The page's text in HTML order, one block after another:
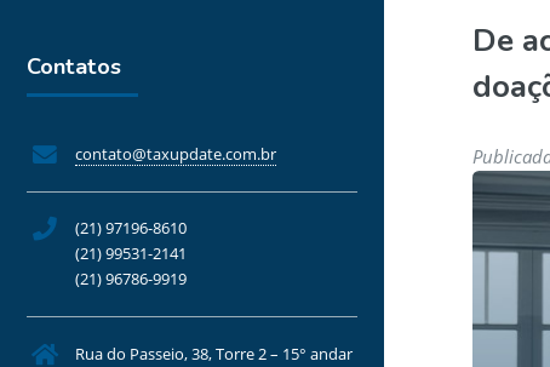
De
Contatos
contato@taxupdate.com.br
(21) 97196-8610
(21) 99531-2141
(21) 96786-9919
Rua do Passeio, 38, Torre 2 – 15° andar